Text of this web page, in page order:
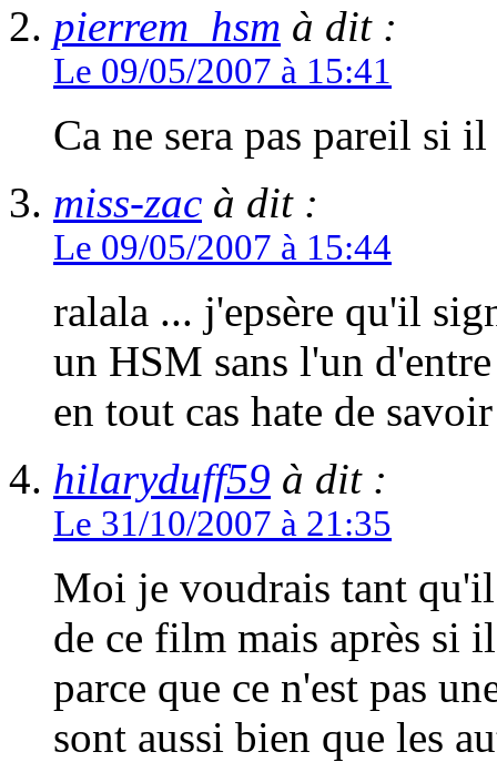
pierrem_hsm à dit :
Le 09/05/2007 à 15:41
Ca ne sera pas pareil si
miss-zac à dit :
Le 09/05/2007 à 15:44
ralala ... j'epsère qu'il
un HSM sans l'un
en tout cas hate de
hilaryduff59 à dit :
Le 31/10/2007 à 21:35
Moi je voudrais tant
de ce film mais après si
parce que ce n'est pas
sont aussi bien que les